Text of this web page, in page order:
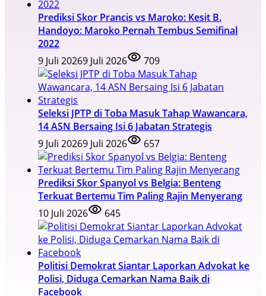
Prediksi Skor Prancis vs Maroko: Kesit B.
Handoyo: Maroko Pernah Tembus Semifinal
2022
9 Juli 20269 Juli 2026 709
Seleksi JPTP di Toba Masuk Tahap Wawancara,
14 ASN Bersaing Isi 6 Jabatan Strategis
9 Juli 20269 Juli 2026 657
Prediksi Skor Spanyol vs Belgia: Benteng
Terkuat Bertemu Tim Paling Rajin Menyerang
10 Juli 2026
645
Politisi Demokrat Siantar Laporkan Advokat ke
Polisi, Diduga Cemarkan Nama Baik di
Facebook